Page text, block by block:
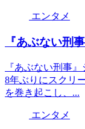
エンタメ
『あぶない刑
『あぶない刑事
8年ぶりにスクリ
を巻き起こし、...
エンタメ